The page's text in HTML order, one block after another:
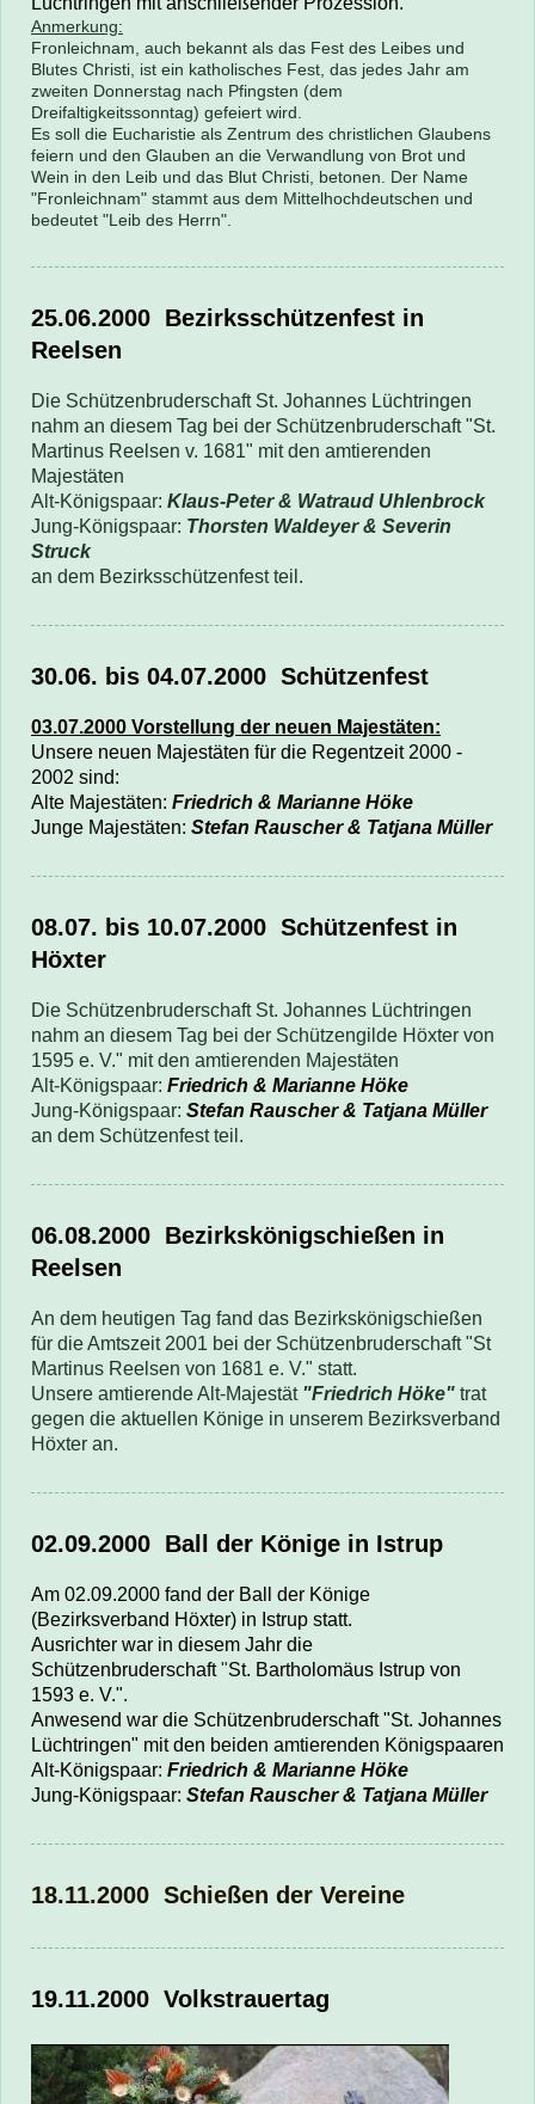
Anmerkung:
Fronleichnam, auch bekannt als das Fest des Leibes und
Blutes Christi, ist ein katholisches Fest, das jedes Jahr am
zweiten Donnerstag nach Pfingsten (dem
Dreifaltigkeitssonntag) gefeiert wird.
Es soll die Eucharistie als Zentrum des christlichen Glaubens
feiern und den Glauben an die Verwandlung von Brot und
Wein in den Leib und das Blut Christi, betonen. Der Name
"Fronleichnam" stammt aus dem Mittelhochdeutschen und
bedeutet "Leib des Herrn".
25.06.2000 Bezirksschützenfest in
Reelsen
Die Schützenbruderschaft St. Johannes Lüchtringen
nahm an diesem Tag bei der Schützenbruderschaft "St.
Martinus Reelsen v. 1681" mit den amtierenden
Majestäten
Alt-Königspaar: Klaus-Peter & Watraud Uhlenbrock
Jung-Königspaar: Thorsten Waldeyer & Severin
Struck
an dem Bezirksschützenfest teil.
30.06. bis 04.07.2000 Schützenfest
03.07.2000 Vorstellung der neuen Majestäten:
Unsere neuen Majestäten für die Regentzeit 2000 -
2002 sind:
Alte Majestäten: Friedrich & Marianne Höke
Junge Majestäten: Stefan Rauscher & Tatjana Müller
08.07. bis 10.07.2000 Schützenfest in
Höxter
Die Schützenbruderschaft St. Johannes Lüchtringen
nahm an diesem Tag bei der Schützengilde Höxter von
1595 e. V." mit den amtierenden Majestäten
Alt-Königspaar: Friedrich & Marianne Höke
Jung-Königspaar: Stefan Rauscher & Tatjana Müller
an dem Schützenfest teil.
06.08.2000 Bezirkskönigschießen in
Reelsen
An dem heutigen Tag fand das Bezirkskönigschießen
für die Amtszeit 2001 bei der Schützenbruderschaft "St
Martinus Reelsen von 1681 e. V." statt.
Unsere amtierende Alt-Majestät "Friedrich Höke" trat
gegen die aktuellen Könige in unserem Bezirksverband
Höxter an.
02.09.2000 Ball der Könige in Istrup
Am 02.09.2000 fand der Ball der Könige
(Bezirksverband Höxter) in Istrup statt.
Ausrichter war in diesem Jahr die
Schützenbruderschaft "St. Bartholomäus Istrup von
1593 e. V.".
Anwesend war die Schützenbruderschaft "St. Johannes
Lüchtringen" mit den beiden amtierenden Königspaaren
Alt-Königspaar: Friedrich & Marianne Höke
Jung-Königspaar: Stefan Rauscher & Tatjana Müller
18.11.2000 Schießen der Vereine
19.11.2000 Volkstrauertag